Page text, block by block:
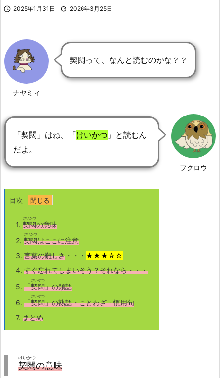
 2025年1月31日  2026年3月25日
ナヤミィ
契闊って、なんと読むのかな？？
フクロウ
「契闊」はね、「けいかつ 」と読むん
だよ。
目次
1. 契闊
けいかつ
の意味
2. 契闊
けいかつ
はここに注意
3. 言葉の難しさ ・・・ ★★★☆☆
4. すぐ忘れてしまいそう？それなら・・・
5. 「契闊
けいかつ
」の類語
6. 「契闊
けいかつ
」の熟語・ことわざ・慣用句
7. まとめ
契闊
けいかつ
の意味